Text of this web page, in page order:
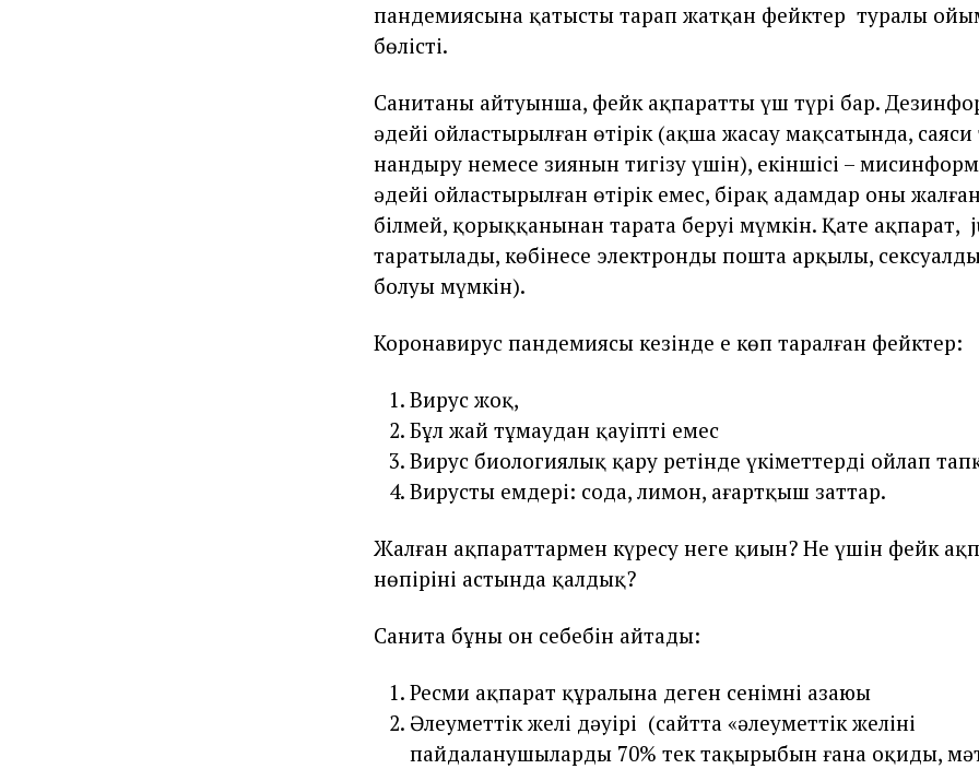
пандемиясына қатысты тарап жатқан фейктер туралы
бөлісті.
Санитаның айтуынша, фейк ақпараттың үш түрі бар.
әдейі ойластырылған өтірік (ақша жасау мақсатында,
нандыру немесе зиянын тигізу үшін), екіншісі –
әдейі ойластырылған өтірік емес, бірақ адамдар оның
білмей, қорыққанынан тарата беруі мүмкін. Қате ақпарат,
таратылады, көбінесе электронды пошта арқылы,
болуы мүмкін).
Коронавирус пандемиясы кезінде ең көп таралған фейктер:
Вирус жоқ,
Бұл жай тұмаудан қауіпті емес
Вирус биологиялық қару ретінде үкіметтердің ойлап
Вирустың емдері: сода, лимон, ағартқыш заттар.
Жалған ақпараттармен күресу неге қиын? Не үшін фейк
нөпірінің астында қалдық?
Санита бұның он себебін айтады:
Ресми ақпарат құралына деген сенімнің азаюы
Әлеуметтік желі дәуірі (сайтта «әлеуметтік желіні
пайдаланушылардың 70% тек тақырыбын ғана оқиды,